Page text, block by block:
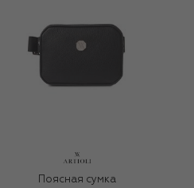
Поясная сумка